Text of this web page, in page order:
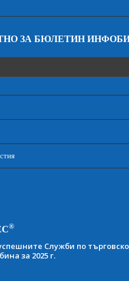
ЗА БЮЛЕТИН
®
Служби по
за 2025 г.